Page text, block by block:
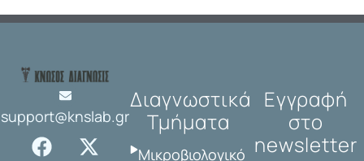
support@knslab.gr
F X
I L
Διαγνωστικά
Τμήματα
Μικροβιολογικό
Εγγραφή
στο
newsletter